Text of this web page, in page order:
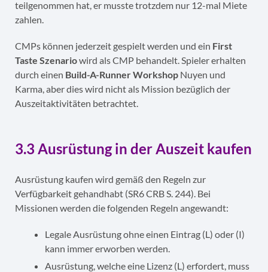
teilgenommen hat, er musste trotzdem nur 12-mal Miete
zahlen.
CMPs können jederzeit gespielt werden und ein First
Taste Szenariowird als CMP behandelt. Spieler erhalten
durch einen Build-A-Runner Workshop Nuyen und
Karma, aber dies wird nicht als Mission bezüglich der
Auszeitaktivitäten betrachtet.
3.3 Ausrüstung in der Auszeit kaufen
Ausrüstung kaufen wird gemäß den Regeln zur
Verfügbarkeit gehandhabt (SR6 CRB S. 244). Bei
Missionen werden die folgenden Regeln angewandt:
Legale Ausrüstung ohne einen Eintrag (L) oder (I)
kann immer erworben werden.
Ausrüstung, welche eine Lizenz (L) erfordert, muss